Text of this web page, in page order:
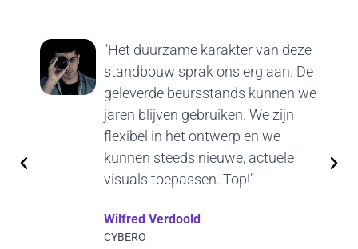
"Het duurzame karakter van deze
standbouw sprak ons erg aan. De
geleverde beursstands kunnen we
jaren blijven gebruiken. We zijn
flexibel in het ontwerp en we
kunnen steeds nieuwe, actuele
visuals toepassen. Top!"
Wilfred Verdoold
CYBERO